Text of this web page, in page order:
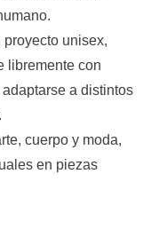
unisex,
libremente con
a distintos
cuerpo y moda,
en piezas